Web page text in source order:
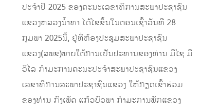
ປະຈຳປີ 2025 ຂອງຄະນະເລຂາທິການສະພາປະຊາຊົນ
ແຂວງຫລວງນ້ຳທາ ໄດ້ໄຂຂຶ້ນໃນຕອນເຊົ້າວັນທີ 28
ກຸມພາ 2025ນີ້, ຢູ່ທີ່ຫ້ອງປະຊຸມສະພາປະຊາຊົນ
ແຂວງ(ສພຂ)ພາຍໃຕ້ການເປັນປະທານຂອງທ່ານ ມີໄຊ ມີ
ວິໄລ ກຳມະການຄະນະປະຈຳສະພາປະຊາຊົນແຂວງ
ເລຂາທິການສະພາປະຊາຊົນແຂວງ ໃຫ້ກຽດເຂົ້າຮ່ວມ
ຂອງທ່ານ ກົງເພັດ ແກ້ວບົວພາ ກຳມະການພັກແຂວງ